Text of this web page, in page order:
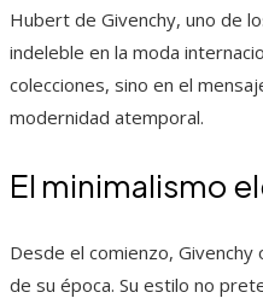
Hubert de Givenchy, uno de
indeleble en la moda
colecciones, sino en el
modernidad atemporal.
El minimalismo
Desde el comienzo, Givenchy
de su época. Su estilo no